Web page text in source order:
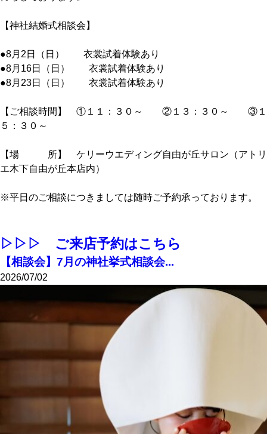
【神社結婚式相談会】
●8月2日（日） 衣裳試着体験あり
●8月16日（日） 衣裳試着体験あり
●8月23日（日） 衣裳試着体験あり
【ご相談時間】 ①１１：３０～ ②１３：３０～ ③１
５：３０～
【場 所】 ケリーウエディング自由が丘サロン（アトリ
エ木下自由が丘本店内）
※平日のご相談につきましては随時ご予約承っております。
▷▷▷ ご来店予約はこちら
【相談会】7月の神社挙式相談会...
2026/07/02